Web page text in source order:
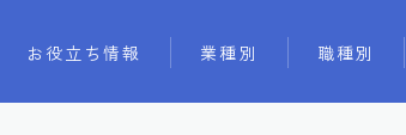
お役立ち情報 業種別 職種別